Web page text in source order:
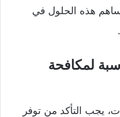
هذه الحلول في
لمكافحة
يجب التأكد من توفر